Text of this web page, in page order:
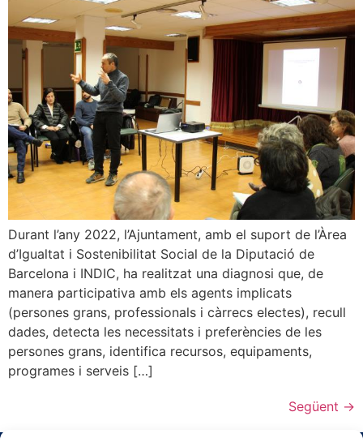
Durant l’any 2022, l’Ajuntament, amb el suport de l’Àrea
d’Igualtat i Sostenibilitat Social de la Diputació de
Barcelona i INDIC, ha realitzat una diagnosi que, de
manera participativa amb els agents implicats
(persones grans, professionals i càrrecs electes), recull
dades, detecta les necessitats i preferències de les
persones grans, identifica recursos, equipaments,
programes i serveis […]
Següent →